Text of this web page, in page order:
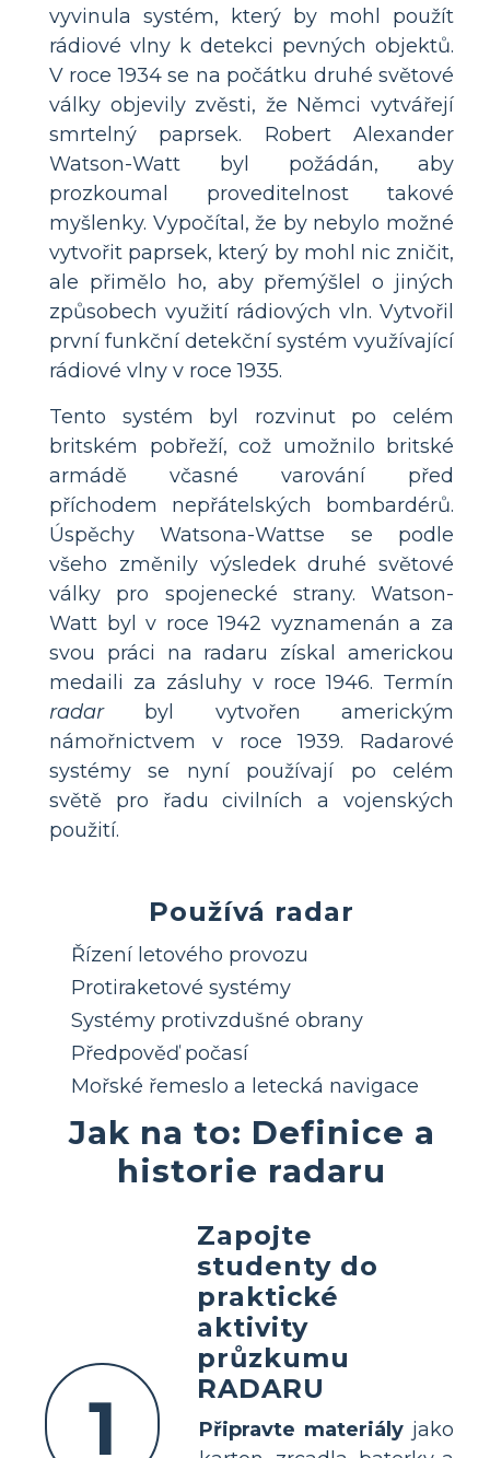
vyvinula systém, který by mohl použít
rádiové vlny k detekci pevných objektů.
V roce 1934 se na počátku druhé světové
války objevily zvěsti, že Němci vytvářejí
smrtelný paprsek. Robert Alexander
Watson-Watt byl požádán, aby
prozkoumal proveditelnost takové
myšlenky. Vypočítal, že by nebylo možné
vytvořit paprsek, který by mohl nic zničit,
ale přimělo ho, aby přemýšlel o jiných
způsobech využití rádiových vln. Vytvořil
první funkční detekční systém využívající
rádiové vlny v roce 1935.
Tento systém byl rozvinut po celém
britském pobřeží, což umožnilo britské
armádě včasné varování před
příchodem nepřátelských bombardérů.
Úspěchy Watsona-Wattse se podle
všeho změnily výsledek druhé světové
války pro spojenecké strany. Watson-
Watt byl v roce 1942 vyznamenán a za
svou práci na radaru získal americkou
medaili za zásluhy v roce 1946. Termín
radarbyl vytvořen americkým
námořnictvem v roce 1939. Radarové
systémy se nyní používají po celém
světě pro řadu civilních a vojenských
použití.
Používá radar
Řízení letového provozu
Protiraketové systémy
Systémy protivzdušné obrany
Předpověď počasí
Mořské řemeslo a letecká navigace
Jak na to: Definice a
historie radaru
1
Zapojte
studenty do
praktické
aktivity
průzkumu
RADARU
Připravte materiály jako